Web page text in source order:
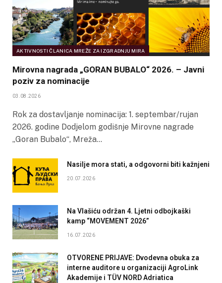
AKTIVNOSTI ČLANICA MREŽE ZA IZGRADNJU MIRA
Mirovna nagrada „GORAN BUBALO“ 2026. – Javni
poziv za nominacije
03.08.2026
Rok za dostavljanje nominacija: 1. septembar/rujan
2026. godine Dodjelom godišnje Mirovne nagrade
„Goran Bubalo“, Mreža…
Nasilje mora stati, a odgovorni biti kažnjeni
20.07.2026
Na Vlašiću održan 4. Ljetni odbojkaški
kamp “MOVEMENT 2026”
16.07.2026
OTVORENE PRIJAVE: Dvodevna obuka za
interne auditore u organizaciji AgroLink
Akademije i TÜV NORD Adriatica